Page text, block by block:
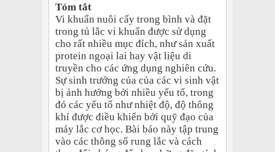
Tóm tắt
Vi khuẩn nuôi cấy trong bình và đặt
trong tủ lắc vi khuẩn được sử dụng
cho rất nhiều mục đích, như sản xuất
protein ngoại lai hay vật liệu di
truyền cho các ứng dụng nghiên cứu.
Sự sinh trưởng của của các vi sinh vật
bị ảnh hưởng bởi nhiều yếu tố, trong
đó các yếu tố như nhiệt độ, độ thông
khí được điều khiển bởi quỹ đạo của
máy lắc cơ học. Bài báo này tập trung
vào các thông số rung lắc và cách